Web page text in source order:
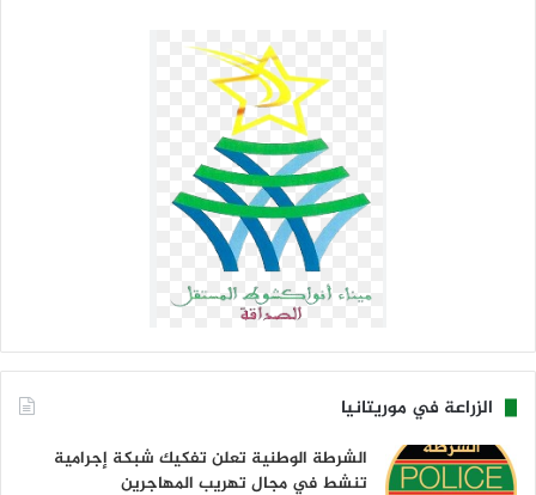
الزراعة في موريتانيا
الشرطة الوطنية تعلن تفكيك شبكة إجرامية
تنشط في مجال تهريب المهاجرين